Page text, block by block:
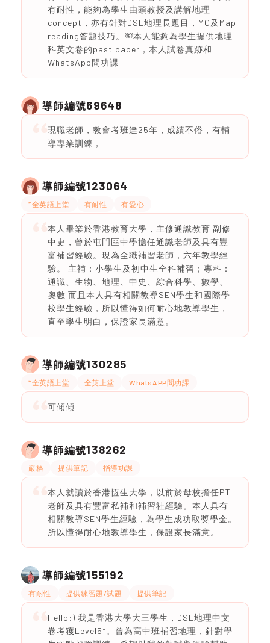
有耐性，能夠為學生由頭教授及講解地理
concept，亦有針對DSE地理長題目，MC及Map
reading答題技巧。￼本人能夠為學生提供地理
科英文卷的past paper，本人試卷真跡和
WhatsApp問功課
導師編號69648
現職老師，教會考班達25年，成績不俗，有輔
導專業訓練，
導師編號123064
*全英語上堂 有耐性 有愛心
本人畢業於香港教育大學，主修通識教育 副修
中史，曾於屯門區中學擔任通識老師及具有豐
富補習經驗。現為全職補習老師，六年教學經
驗。 主補：小學生及初中生全科補習；專科：
通識、生物、地理、中史、綜合科學、數學、
奧數 而且本人具有相關教導SEN學生和國際學
校學生經驗，所以懂得如何耐心地教導學生，
直至學生明白，保證家長滿意。
導師編號130285
*全英語上堂 全英上堂 WhatsAPP問功課
可傾傾
導師編號138262
嚴格 提供筆記 指導功課
本人就讀於香港恆生大學，以前於母校擔任PT
老師及具有豐富私補和補習社經驗。本人具有
相關教導SEN學生經驗，為學生成功取獎學金。
所以懂得耐心地教導學生，保證家長滿意。
導師編號155192
有耐性 提供練習題/試題 提供筆記
Hello:) 我是香港大學大三學生，DSE地理中文
卷考獲Level5*。曾為高中班補習地理，針對學